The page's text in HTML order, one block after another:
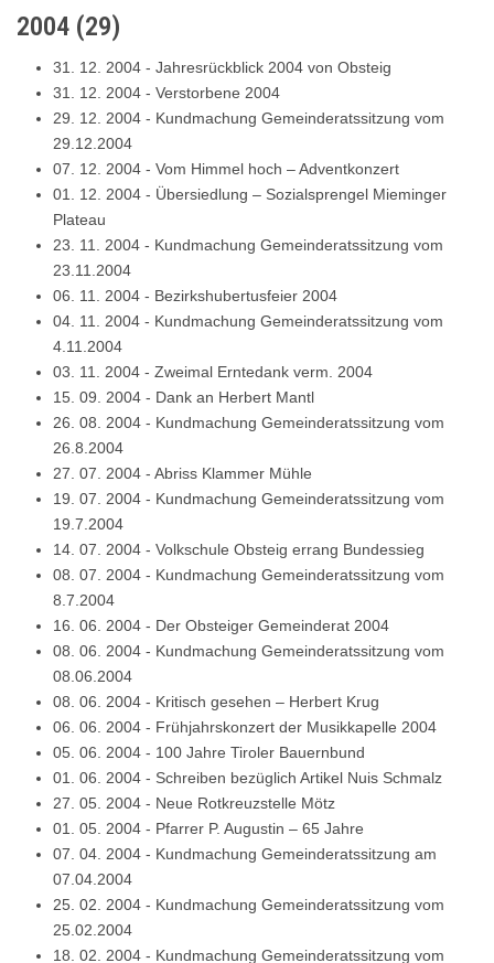
2004 (29)
31. 12. 2004 - Jahresrückblick 2004 von Obsteig
31. 12. 2004 - Verstorbene 2004
29. 12. 2004 - Kundmachung Gemeinderatssitzung vom
29.12.2004
07. 12. 2004 - Vom Himmel hoch – Adventkonzert
01. 12. 2004 - Übersiedlung – Sozialsprengel Mieminger
Plateau
23. 11. 2004 - Kundmachung Gemeinderatssitzung vom
23.11.2004
06. 11. 2004 - Bezirkshubertusfeier 2004
04. 11. 2004 - Kundmachung Gemeinderatssitzung vom
4.11.2004
03. 11. 2004 - Zweimal Erntedank verm. 2004
15. 09. 2004 - Dank an Herbert Mantl
26. 08. 2004 - Kundmachung Gemeinderatssitzung vom
26.8.2004
27. 07. 2004 - Abriss Klammer Mühle
19. 07. 2004 - Kundmachung Gemeinderatssitzung vom
19.7.2004
14. 07. 2004 - Volkschule Obsteig errang Bundessieg
08. 07. 2004 - Kundmachung Gemeinderatssitzung vom
8.7.2004
16. 06. 2004 - Der Obsteiger Gemeinderat 2004
08. 06. 2004 - Kundmachung Gemeinderatssitzung vom
08.06.2004
08. 06. 2004 - Kritisch gesehen – Herbert Krug
06. 06. 2004 - Frühjahrskonzert der Musikkapelle 2004
05. 06. 2004 - 100 Jahre Tiroler Bauernbund
01. 06. 2004 - Schreiben bezüglich Artikel Nuis Schmalz
27. 05. 2004 - Neue Rotkreuzstelle Mötz
01. 05. 2004 - Pfarrer P. Augustin – 65 Jahre
07. 04. 2004 - Kundmachung Gemeinderatssitzung am
07.04.2004
25. 02. 2004 - Kundmachung Gemeinderatssitzung vom
25.02.2004
18. 02. 2004 - Kundmachung Gemeinderatssitzung vom